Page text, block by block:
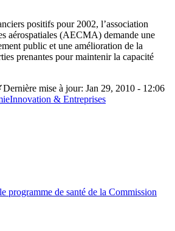
positifs pour 2002, l’association
aérospatiales (AECMA) demande une
public et une amélioration de la
prenantes pour maintenir la capacité
Dernière mise à jour: Jan 29, 2010 - 12:06
Innovation & Entreprises
programme de santé de la Commission